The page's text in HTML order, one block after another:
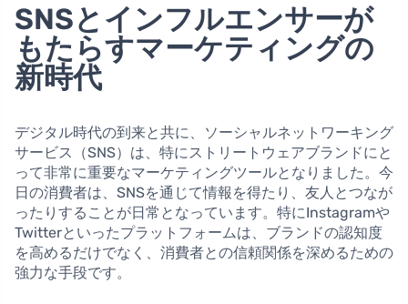
SNSとインフルエンサーが
もたらすマーケティングの
新時代
デジタル時代の到来と共に、ソーシャルネットワーキング
サービス（SNS）は、特にストリートウェアブランドにと
って非常に重要なマーケティングツールとなりました。今
日の消費者は、SNSを通じて情報を得たり、友人とつなが
ったりすることが日常となっています。特にInstagramや
Twitterといったプラットフォームは、ブランドの認知度
を高めるだけでなく、消費者との信頼関係を深めるための
強力な手段です。